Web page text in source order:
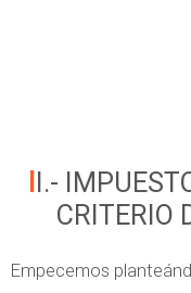
CRITERIO
Empecemos